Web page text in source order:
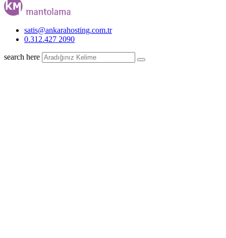
satis@ankarahosting.com.tr
0.312.427 2090
search here